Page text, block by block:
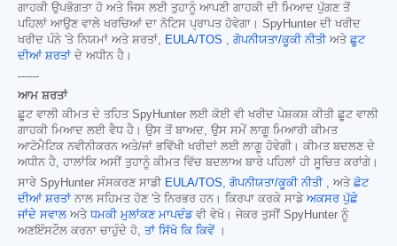
ਗਾਹਕੀ ਉਪਭੋਗਤਾ ਹੋ ਅਤੇ ਜਿਸ ਲਈ ਤੁਹਾਨੂੰ ਆਪਣੀ ਗਾਹਕੀ ਦੀ ਮਿਆਦ ਪੁੱਗਣ ਤੋਂ
ਪਹਿਲਾਂ ਆਉਣ ਵਾਲੇ ਖਰਚਿਆਂ ਦਾ ਨੋਟਿਸ ਪ੍ਰਾਪਤ ਹੋਵੇਗਾ। SpyHunter ਦੀ ਖਰੀਦ
ਖਰੀਦ ਪੰਨੇ 'ਤੇ ਨਿਯਮਾਂ ਅਤੇ ਸ਼ਰਤਾਂ,
EULA/TOS ਗੋਪਨੀਯਤਾ/ਕੂਕੀ ਨੀਤੀ ਅਤੇ ਛੂਟ
ਦੀਆਂ ਸ਼ਰਤਾਂ ਦੇ ਅਧੀਨ ਹੈ।
------
ਆਮ ਸ਼ਰਤਾਂ
ਛੂਟ ਵਾਲੀ ਕੀਮਤ ਦੇ ਤਹਿਤ SpyHunter ਲਈ ਕੋਈ ਵੀ ਖਰੀਦ ਪੇਸ਼ਕਸ਼ ਕੀਤੀ ਛੂਟ ਵਾਲੀ
ਗਾਹਕੀ ਮਿਆਦ ਲਈ ਵੈਧ ਹੈ। ਉਸ ਤੋਂ ਬਾਅਦ, ਉਸ ਸਮੇਂ ਲਾਗੂ ਮਿਆਰੀ ਕੀਮਤ
ਆਟੋਮੈਟਿਕ ਨਵੀਨੀਕਰਨ ਅਤੇ/ਜਾਂ ਭਵਿੱਖੀ ਖਰੀਦਾਂ ਲਈ ਲਾਗੂ ਹੋਵੇਗੀ। ਕੀਮਤ ਬਦਲਣ ਦੇ
ਅਧੀਨ ਹੈ, ਹਾਲਾਂਕਿ ਅਸੀਂ ਤੁਹਾਨੂੰ ਕੀਮਤ ਵਿੱਚ ਬਦਲਾਅ ਬਾਰੇ ਪਹਿਲਾਂ ਹੀ ਸੂਚਿਤ ਕਰਾਂਗੇ।
ਸਾਰੇ SpyHunter ਸੰਸਕਰਣ ਸਾਡੀ EULA/TOS ਗੋਪਨੀਯਤਾ/ਕੂਕੀ ਨੀਤੀ , ਅਤੇ ਛੋਟ
ਦੀਆਂ ਸ਼ਰਤਾਂ ਨਾਲ ਸਹਿਮਤ ਹੋਣ 'ਤੇ ਨਿਰਭਰ ਹਨ। ਕਿਰਪਾ ਕਰਕੇ ਸਾਡੇ ਅਕਸਰ ਪੁੱਛੇ
ਜਾਂਦੇ ਸਵਾਲ ਅਤੇ ਧਮਕੀ ਮੁਲਾਂਕਣ ਮਾਪਦੰਡਵੀ ਵੇਖੋ। ਜੇਕਰ ਤੁਸੀਂ SpyHunter ਨੂੰ
ਅਣਇੰਸਟੌਲ ਕਰਨਾ ਚਾਹੁੰਦੇ ਹੋ, ਤਾਂ ਸਿੱਖੋ ਕਿ ਕਿਵੇਂ।